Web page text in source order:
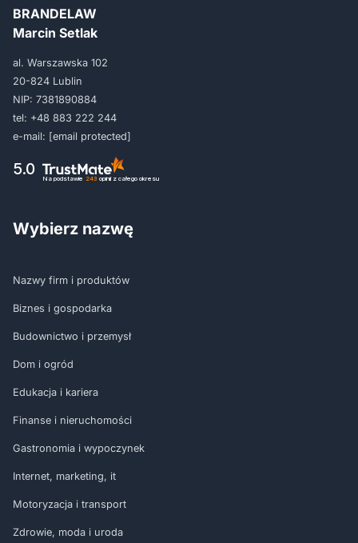
BRANDELAW
Marcin Setlak
al. Warszawska 102
20-824 Lublin
NIP: 7381890884
tel: +48 883 222 244
e-mail: [email protected]
5.0
Na podstawie 243 opinii z całego okresu
Wybierz nazwę
Nazwy firm i produktów
Biznes i gospodarka
Budownictwo i przemysł
Dom i ogród
Edukacja i kariera
Finanse i nieruchomości
Gastronomia i wypoczynek
Internet, marketing, it
Motoryzacja i transport
Zdrowie, moda i uroda